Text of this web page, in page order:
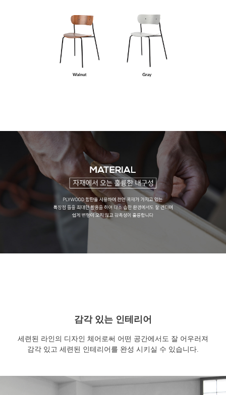
감각 있는 인테리어
세련된 라인의 디자인 체어로써 어떤 공간에서도 잘 어우러져
감각 있고 세련된 인테리어를 완성 시키실 수 있습니다.